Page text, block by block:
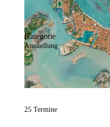
Kategorie
Ausstellung
25 Termine